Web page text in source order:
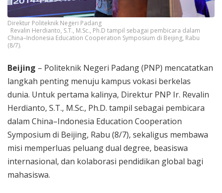
Direktur Politeknik Negeri Padang
Revalin Herdianto, S.T., M.Sc., Ph.D tampil sebagai pembicara dalam
China–Indonesia Education Cooperation Symposium di Beijing, Rabu
(8/7).
Beijing – Politeknik Negeri Padang (PNP) mencatatkan
langkah penting menuju kampus vokasi berkelas
dunia. Untuk pertama kalinya, Direktur PNP Ir. Revalin
Herdianto, S.T., M.Sc., Ph.D. tampil sebagai pembicara
dalam China–Indonesia Education Cooperation
Symposium di Beijing, Rabu (8/7), sekaligus membawa
misi memperluas peluang dual degree, beasiswa
internasional, dan kolaborasi pendidikan global bagi
mahasiswa.